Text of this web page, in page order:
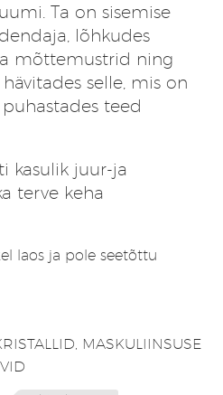
Ta on sisemise
lõhkudes
mõttemustrid ning
selle, mis on
teed
kasulik juur-ja
terve keha
laos ja pole seetõttu
, MASKULIINSUSE